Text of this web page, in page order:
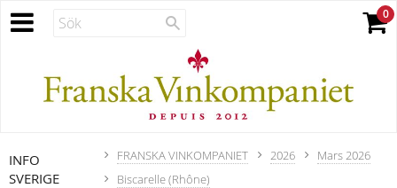
FRANSKA VINKOMPANIET 2026
Mars 2026
Biscarelle (Rhône)
INFO
SVERIGE